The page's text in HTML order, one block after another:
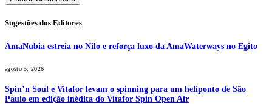
Sugestões dos Editores
AmaNubia estreia no Nilo e reforça luxo da AmaWaterways no Egito
agosto 5, 2026
Spin’n Soul e Vitafor levam o spinning para um heliponto de São
Paulo em edição inédita do Vitafor Spin Open Air